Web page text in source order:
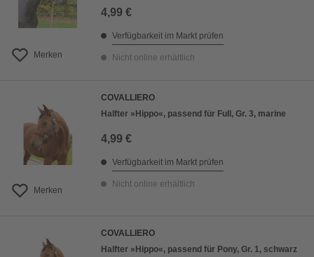
Merken
4,99 €
Verfügbarkeit im Markt prüfen
Nicht online erhältlich
Merken
COVALLIERO
Halfter »Hippo«, passend für Full, Gr. 3, marine
4,99 €
Verfügbarkeit im Markt prüfen
Nicht online erhältlich
COVALLIERO
Halfter »Hippo«, passend für Pony, Gr. 1, schwarz